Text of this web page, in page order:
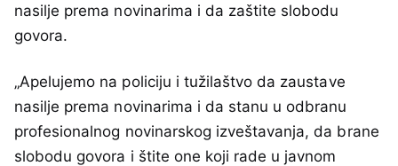
nasilje prema novinarima i da zaštite slobodu
govora.
„Apelujemo na policiju i tužilaštvo da zaustave
nasilje prema novinarima i da stanu u odbranu
profesionalnog novinarskog izveštavanja, da brane
slobodu govora i štite one koji rade u javnom